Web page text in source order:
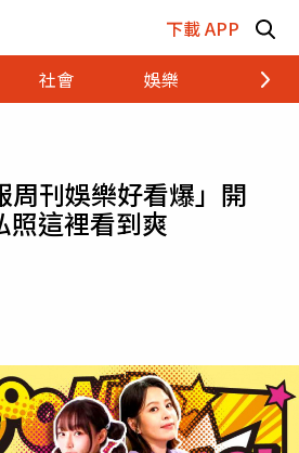
下載 APP
社會 娛樂 財經
周刊娛樂好看爆」開
這裡看到爽